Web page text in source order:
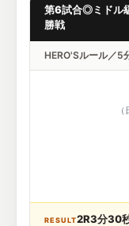
第6試合◎ミドル
勝戦
HERO'Sルール／5
RESULT2R3分30